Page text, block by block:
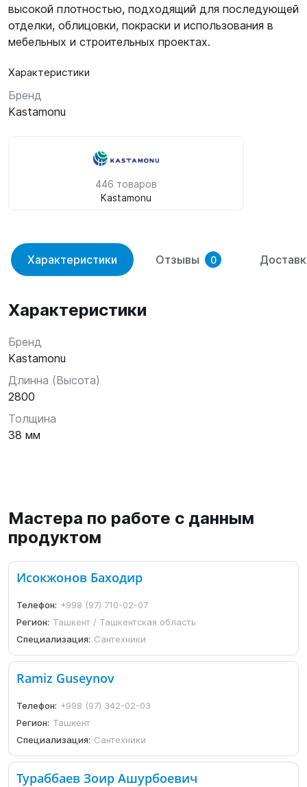
высокой плотностью, подходящий для последующей
отделки, облицовки, покраски и использования в
мебельных и строительных проектах.
Характеристики
Бренд
Kastamonu
446 товаров
Kastamonu
Характеристики Отзывы 0
Характеристики
Бренд
Kastamonu
Длинна (Высота)
2800
Толщина
38 мм
Мастера по работе с данным
продуктом
Исокжонов Баходир
Телефон: +998 (97) 710-02-07
Регион: Ташкент / Ташкентская область
Специализация: Сантехники
Ramiz Guseynov
Телефон: +998 (97) 342-02-03
Регион: Ташкент
Специализация: Сантехники
Тураббаев Зоир Ашурбоевич